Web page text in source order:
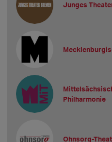
Junges
Philharmonie
Ohnsorg-